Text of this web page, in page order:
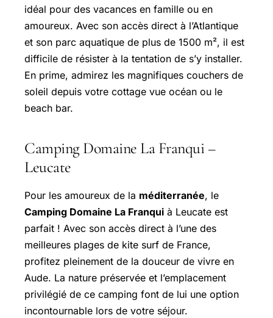
idéal pour des vacances en famille ou en
amoureux. Avec son accès direct à l’Atlantique
et son parc aquatique de plus de 1500 m², il est
difficile de résister à la tentation de s’y installer.
En prime, admirez les magnifiques couchers de
soleil depuis votre cottage vue océan ou le
beach bar.
Camping Domaine La Franqui –
Leucate
Pour les amoureux de la méditerranée, le
Camping Domaine La Franqui à Leucate est
parfait ! Avec son accès direct à l’une des
meilleures plages de kite surf de France,
profitez pleinement de la douceur de vivre en
Aude. La nature préservée et l’emplacement
privilégié de ce camping font de lui une option
incontournable lors de votre séjour.